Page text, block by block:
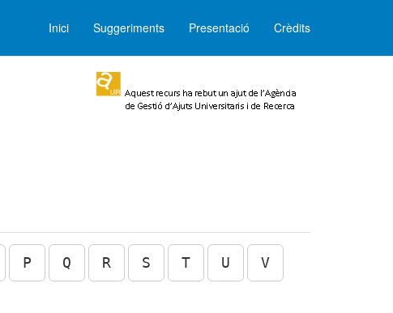
Inici Suggeriments Presentació Crèdits
P Q R S T U V